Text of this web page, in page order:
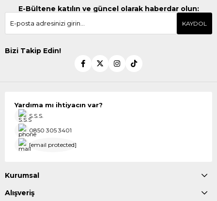
E-Bültene katılın ve güncel olarak haberdar olun:
KAYDOL
Bizi Takip Edin!
Yardıma mı ihtiyacın var?
S.S.S.
0850 305 3401
[email protected]
Kurumsal
Alışveriş